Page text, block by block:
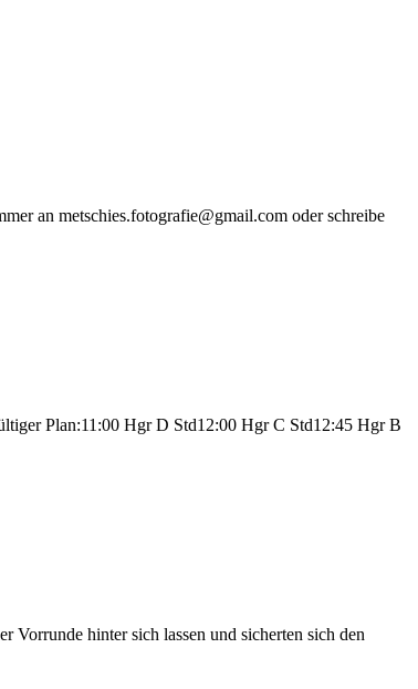
an metschies.fotografie@gmail.com oder schreibe
Plan:11:00 Hgr D Std12:00 Hgr C Std12:45 Hgr B
Vorrunde hinter sich lassen und sicherten sich den